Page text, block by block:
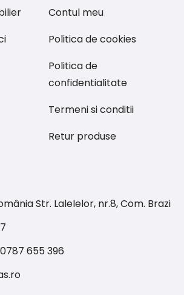
Contul meu
Politica de cookies
Politica de
confidentialitate
Termeni si conditii
Retur produse
Str. Lalelelor, nr.8, Com. Brazi
655 396